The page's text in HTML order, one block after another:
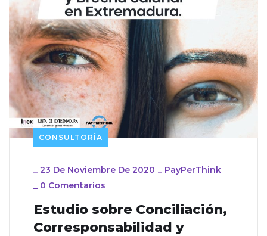
CONSULTORÍA
_ 23 De Noviembre De 2020 _ PayPerThink
_ 0 Comentarios
Estudio sobre Conciliación,
Corresponsabilidad y